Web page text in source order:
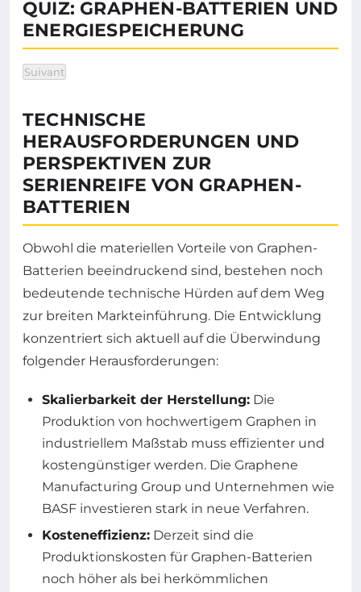
QUIZ: GRAPHEN-BATTERIEN UND
ENERGIESPEICHERUNG
Suivant
TECHNISCHE
HERAUSFORDERUNGEN UND
PERSPEKTIVEN ZUR
SERIENREIFE VON GRAPHEN-
BATTERIEN
Obwohl die materiellen Vorteile von Graphen-
Batterien beeindruckend sind, bestehen noch
bedeutende technische Hürden auf dem Weg
zur breiten Markteinführung. Die Entwicklung
konzentriert sich aktuell auf die Überwindung
folgender Herausforderungen:
Skalierbarkeit der Herstellung: Die
Produktion von hochwertigem Graphen in
industriellem Maßstab muss effizienter und
kostengünstiger werden. Die Graphene
Manufacturing Group und Unternehmen wie
BASF investieren stark in neue Verfahren.
Kosteneffizienz: Derzeit sind die
Produktionskosten für Graphen-Batterien
noch höher als bei herkömmlichen